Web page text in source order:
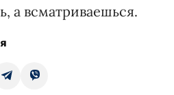
а всматриваешься.